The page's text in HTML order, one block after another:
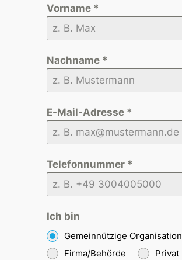
Vorname *
Nachname *
E-Mail-Adresse *
Telefonnummer *
Ich bin
Gemeinnützige Organisation
Firma/Behörde
Privat